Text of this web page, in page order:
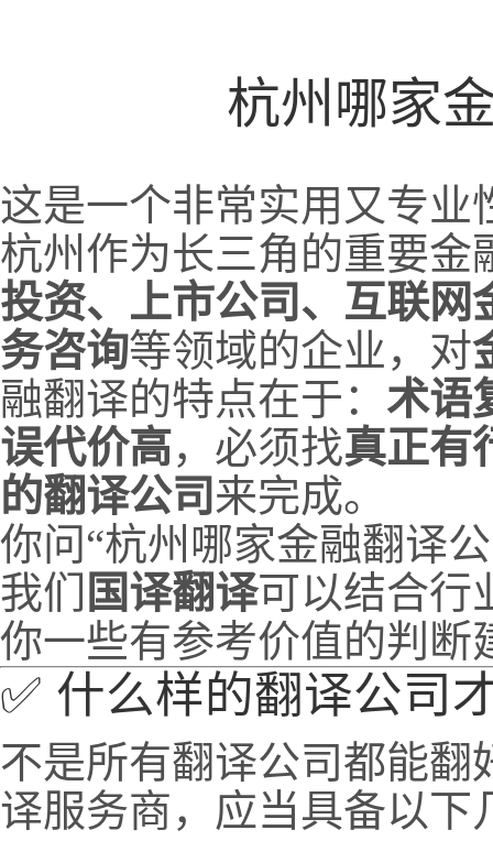
杭州哪家
这是一个非常实用又专业
杭州作为长三角的重要金
投资、上市公司、互联网
务咨询等领域的企业，对
融翻译的特点在于： 术语
误代价高，必须找真正有
的翻译公司 来完成。
你问“杭州哪家金融翻译
我们 国译翻译可以结合行
你一些有参考价值的判断
✅ 什么样的翻译公司
不是所有翻译公司都能
译服务商，应当具备以下